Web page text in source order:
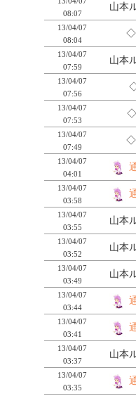
08:07
山本
13/04/07
08:04
13/04/07
07:59
山本
13/04/07
07:56
13/04/07
07:53
13/04/07
07:49
13/04/07
04:01
13/04/07
03:58
13/04/07
03:55
山本
13/04/07
03:52
山本
13/04/07
03:49
山本
13/04/07
03:44
13/04/07
03:41
13/04/07
03:37
山本
13/04/07
03:35